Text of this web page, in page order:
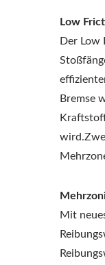
Low
Der
Bremse
Mit